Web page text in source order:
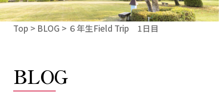
Top > BLOG > ６年生Field Trip 1日目
BLOG